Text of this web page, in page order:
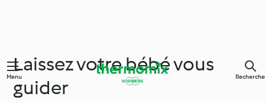
Menu Recherche
Laissez votre bébé vous
guider